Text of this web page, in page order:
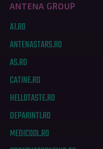
ANTENA GROUP
A1.RO
ANTENASTARS.RO
AS.RO
CATINE.RO
HELLOTASTE.RO
DEPARINTI.RO
MEDICOOL.RO